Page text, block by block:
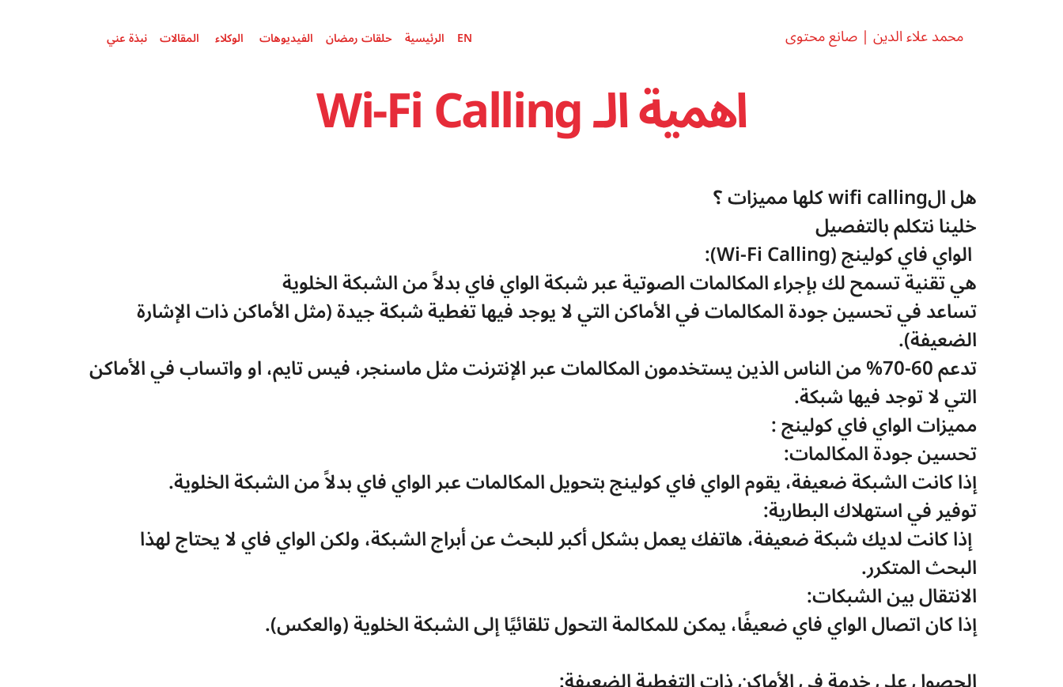
اهمية الـ Wi-Fi Calling
هل الwifi calling كلها مميزات ؟
خلينا نتكلم بالتفصيل
هي تقنية تسمح لك بإجراء المكالمات الصوتية عبر شبكة الواي فاي بدلاً من الشبكة الخلوية
الضعيفة).
التي لا توجد فيها شبكة.
مميزات الواي فاي كولينج :
تحسين جودة المكالمات:
إذا كانت الشبكة ضعيفة، يقوم الواي فاي كولينج بتحويل المكالمات عبر الواي فاي بدلاً من الشبكة الخلوية.
توفير في استهلاك البطارية:
البحث المتكرر.
الانتقال بين الشبكات:
إذا كان اتصال الواي فاي ضعيفًا، يمكن للمكالمة التحول تلقائيًا إلى الشبكة الخلوية (والعكس).
الفيديوهاتالفيديوهات EN EN نبذة عنينبذة عني الوكلاء حلقات رمضانحلقات رمضانالرئيسيةالرئيسية المقالات محمد علاء الدين | صانع محتوى